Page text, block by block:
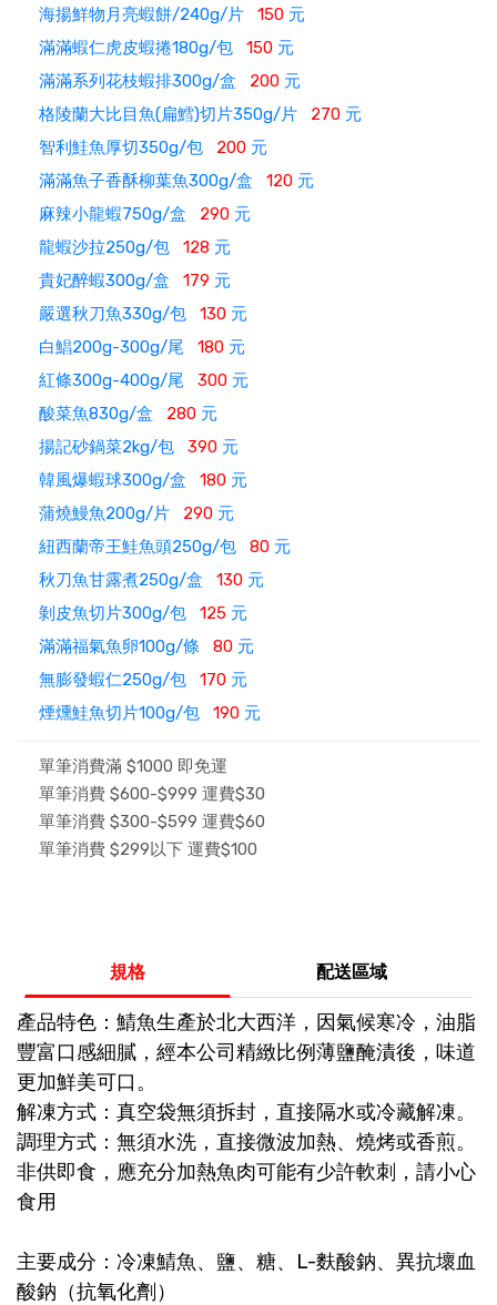
海揚鮮物月亮蝦餅/240g/片 150 元
滿滿蝦仁虎皮蝦捲180g/包 150 元
滿滿系列花枝蝦排300g/盒 200 元
格陵蘭大比目魚(扁鱈)切片350g/片 270 元
智利鮭魚厚切350g/包 200 元
滿滿魚子香酥柳葉魚300g/盒 120 元
麻辣小龍蝦750g/盒 290 元
龍蝦沙拉250g/包 128 元
貴妃醉蝦300g/盒 179 元
嚴選秋刀魚330g/包 130 元
白鯧200g-300g/尾 180 元
紅條300g-400g/尾 300 元
酸菜魚830g/盒 280 元
揚記砂鍋菜2kg/包 390 元
韓風爆蝦球300g/盒 180 元
蒲燒鰻魚200g/片 290 元
紐西蘭帝王鮭魚頭250g/包 80 元
秋刀魚甘露煮250g/盒 130 元
剝皮魚切片300g/包 125 元
滿滿福氣魚卵100g/條 80 元
無膨發蝦仁250g/包 170 元
煙燻鮭魚切片100g/包 190 元
單筆消費滿 $1000 即免運
單筆消費 $600-$999 運費$30
單筆消費 $300-$599 運費$60
單筆消費 $299以下 運費$100
規格 配送區域
產品特色：鯖魚生產於北大西洋，因氣候寒冷，油脂
豐富口感細膩，經本公司精緻比例薄鹽醃漬後，味道
更加鮮美可口。
解凍方式：真空袋無須拆封，直接隔水或冷藏解凍。
調理方式：無須水洗，直接微波加熱、燒烤或香煎。
非供即食，應充分加熱魚肉可能有少許軟刺，請小心
食用
主要成分：冷凍鯖魚、鹽、糖、L-麩酸鈉、異抗壞血
酸鈉（抗氧化劑）